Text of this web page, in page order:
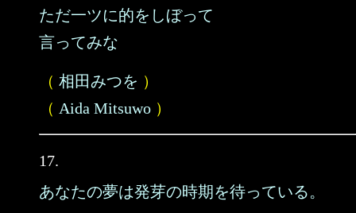
ただ一ツに的をしぼって
言ってみな
（ 相田みつを ）
（ Aida Mitsuwo ）
17.
あなたの夢は発芽の時期を待っている。